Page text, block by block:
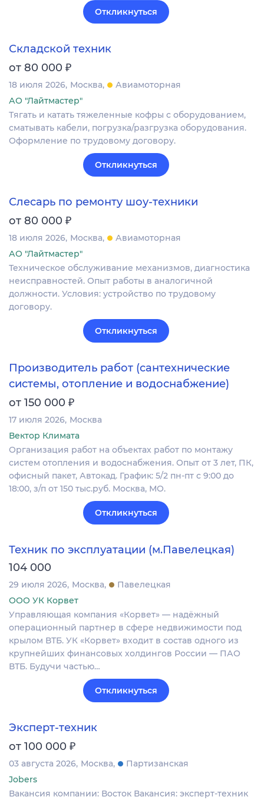
Откликнуться
Складской техник
от 80 000 ₽
18 июля 2026 Москва
Авиамоторная
АО "Лайтмастер"
Тягать и катать тяжеленные кофры с оборудованием,
сматывать кабели, погрузка/разгрузка оборудования.
Оформление по трудовому договору.
Откликнуться
Слесарь по ремонту шоу-техники
от 80 000 ₽
18 июля 2026 Москва
Авиамоторная
АО "Лайтмастер"
Техническое обслуживание механизмов, диагностика
неисправностей. Опыт работы в аналогичной
должности. Условия: устройство по трудовому
договору.
Откликнуться
Производитель работ (сантехнические
системы, отопление и водоснабжение)
от 150 000 ₽
17 июля 2026 Москва
Вектор Климата
Организация работ на объектах работ по монтажу
систем отопления и водоснабжения. Опыт от 3 лет, ПК,
офисный пакет, Автокад. График: 5/2 пн-пт с 9:00 до
18:00, з/п от 150 тыс.руб. Москва, МО.
Откликнуться
Техник по эксплуатации (м.Павелецкая)
104 000
29 июля 2026 Москва
Павелецкая
ООО УК Корвет
Управляющая компания «Корвет» — надёжный
операционный партнер в сфере недвижимости под
крылом ВТБ. УК «Корвет» входит в состав одного из
крупнейших финансовых холдингов России — ПАО
ВТБ. Будучи частью…
Откликнуться
Эксперт-техник
от 100 000 ₽
03 августа 2026 Москва
Партизанская
Jobers
Вакансия компании: Восток Вакансия: эксперт‑техник